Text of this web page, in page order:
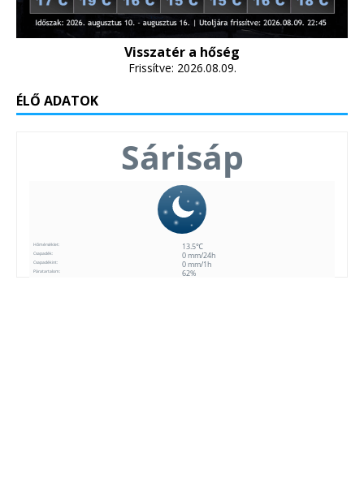
Visszatér a hőség
Frissítve: 2026.08.09.
ÉLŐ ADATOK